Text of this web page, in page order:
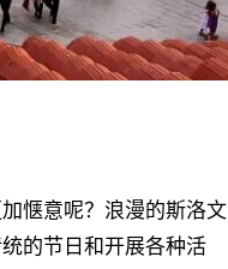
惬意呢？浪漫的斯洛文
的节日和开展各种活